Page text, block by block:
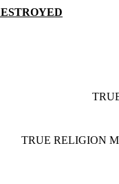
TRUE RELIGION